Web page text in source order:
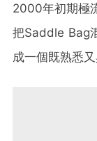
2000年初期極
把Saddle Bag
成一個既熟悉